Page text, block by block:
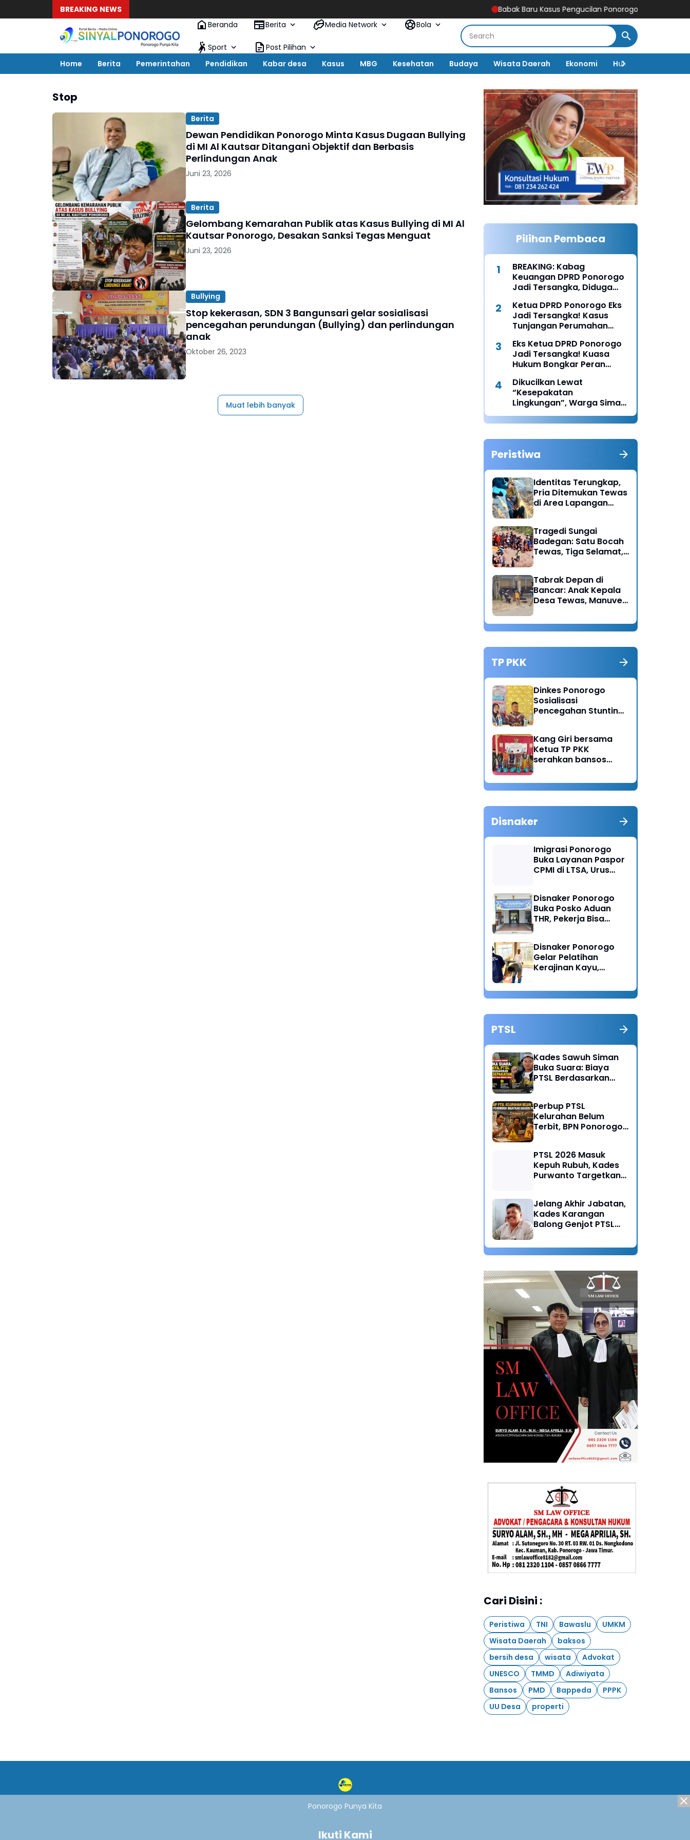
BREAKING NEWS
Babak Baru Kasus Pengucilan Ponorogo! Pelapor Dipanggil
Beranda
Berita Media Network Bola
Sport
Post Pilihan
Home
Berita Pemerintahan Pendidikan Kabar desa Kasus MBG Kesehatan Budaya Wisata Daerah Ekonomi Hukum & Kriminal
Stop
Berita
Dewan Pendidikan Ponorogo Minta Kasus Dugaan Bullying
di MI Al Kautsar Ditangani Objektif dan Berbasis
Perlindungan Anak
Juni 23, 2026
Berita
Gelombang Kemarahan Publik atas Kasus Bullying di MI Al
Kautsar Ponorogo, Desakan Sanksi Tegas Menguat
Juni 23, 2026
Bullying
Stop kekerasan, SDN 3 Bangunsari gelar sosialisasi
pencegahan perundungan (Bullying) dan perlindungan
anak
Oktober 26, 2023
Muat lebih banyak
Pilihan Pembaca
BREAKING: Kabag
Keuangan DPRD Ponorogo
Jadi Tersangka, Diduga
Ketua DPRD Ponorogo Eks
Jadi Tersangka! Kasus
Tunjangan Perumahan
Eks Ketua DPRD Ponorogo
Jadi Tersangka! Kuasa
Hukum Bongkar Peran
Uji Prosesnya”
Dikucilkan Lewat
“Kesepakatan
Lingkungan”, Warga Siman
Lapor Polisi: Diduga Ada
Upaya Pembunuhan
Peristiwa
Identitas Terungkap,
Pria Ditemukan Tewas
di Area Lapangan
Hipertensi
Tragedi Sungai
Badegan: Satu Bocah
Tewas, Tiga Selamat,
Tabrak Depan di
Bancar: Anak Kepala
Desa Tewas, Manuver
Diduga Jadi Pemicu
TP PKK
Dinkes Ponorogo
Sosialisasi
Pencegahan Stunting,
Emas
Kang Giri bersama
Ketua TP PKK
serahkan bansos
Sukorejo Ponorogo
Disnaker
Imigrasi Ponorogo
Buka Layanan Paspor
CPMI di LTSA, Urus
Disnaker Ponorogo
Buka Posko Aduan
THR, Pekerja Bisa
Disnaker Ponorogo
Gelar Pelatihan
Kerajinan Kayu,
Wirausaha Baru
PTSL
Kades Sawuh Siman
Buka Suara: Biaya
PTSL Berdasarkan
Perbup PTSL
Kelurahan Belum
Terbit, BPN Ponorogo
PTSL 2026 Masuk
Kepuh Rubuh, Kades
Purwanto Targetkan
Jelang Akhir Jabatan,
Kades Karangan
Balong Genjot PTSL
Administrasi untuk
Generasi Mendatang
Cari Disini :
Peristiwa TNI Bawaslu
UMKM
Wisata Daerah
baksos
bersih desa
wisata
Advokat
UNESCO
TMMD
Adiwiyata
Bansos
PMD Bappeda
PPPK
UU Desa
properti
Ponorogo Punya Kita
Ikuti Kami